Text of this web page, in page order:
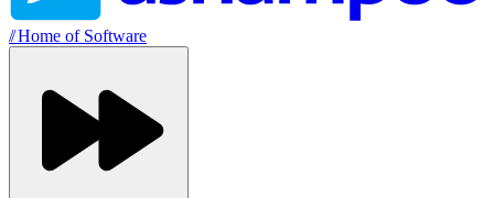
//Home of Software